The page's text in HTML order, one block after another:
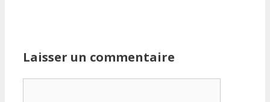
Laisser un commentaire